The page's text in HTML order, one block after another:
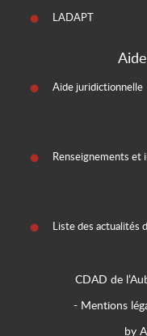
LADAPT
Aide juridictionnelle
Renseignements et
Liste des actualités
CDAD de
- Mentions
by